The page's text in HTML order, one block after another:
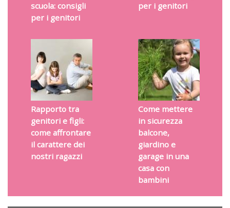
scuola: consigli
per i genitori
per i genitori
Rapporto tra
genitori e figli:
come affrontare
il carattere dei
nostri ragazzi
Come mettere
in sicurezza
balcone,
giardino e
garage in una
casa con
bambini